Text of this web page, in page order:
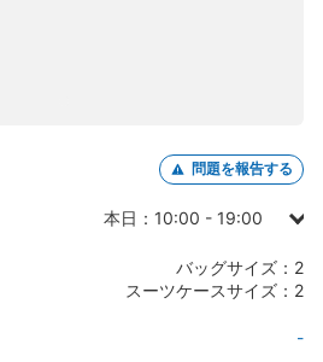
問題を報告する
本日：10:00 - 19:00
月曜日：10:00 - 19:00
バッグサイズ：2
スーツケースサイズ：2
-